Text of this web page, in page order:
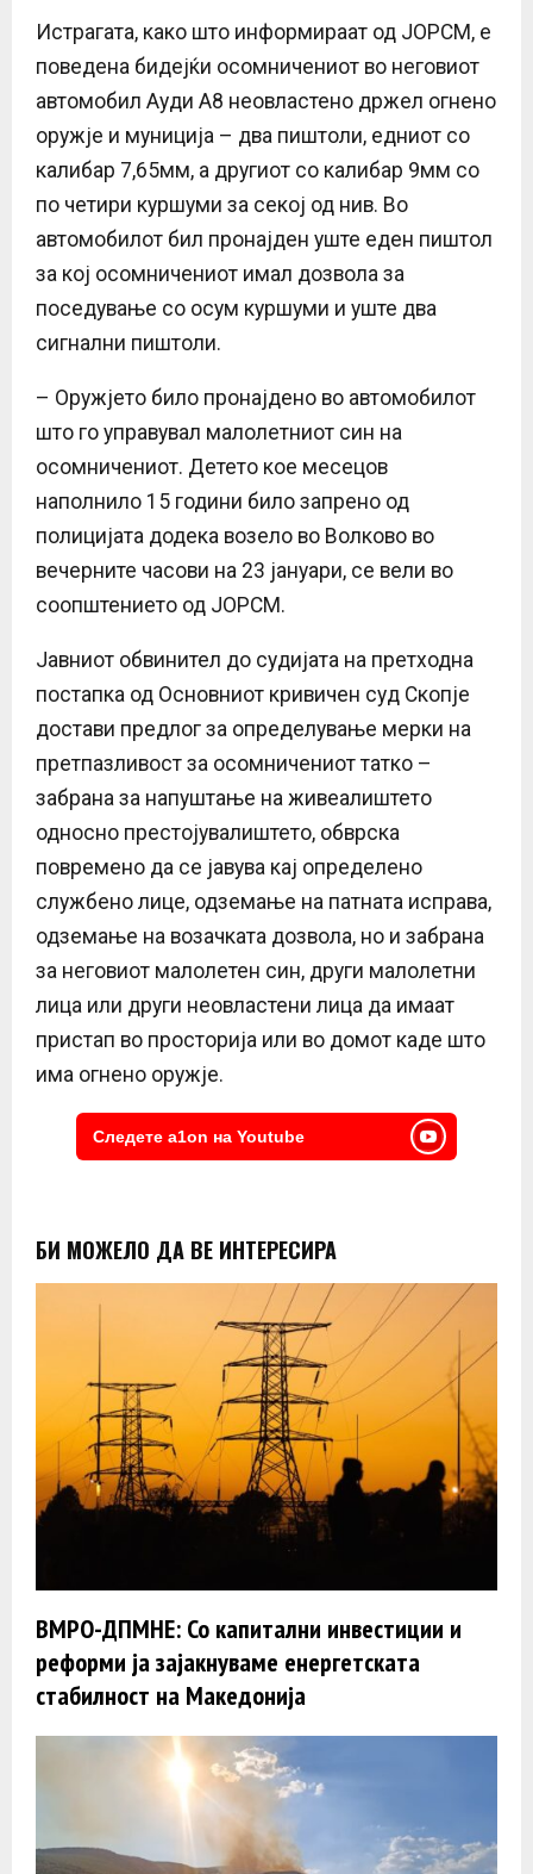
Истрагата, како што информираат од ЈОРСМ, е
поведена бидејќи осомничениот во неговиот
автомобил Ауди А8 неовластено држел огнено
оружје и муниција – два пиштоли, едниот со
калибар 7,65мм, а другиот со калибар 9мм со
по четири куршуми за секој од нив. Во
автомобилот бил пронајден уште еден пиштол
за кој осомничениот имал дозвола за
поседување со осум куршуми и уште два
сигнални пиштоли.
– Оружјето било пронајдено во автомобилот
што го управувал малолетниот син на
осомничениот. Детето кое месецов
наполнило 15 години било запрено од
полицијата додека возело во Волково во
вечерните часови на 23 јануари, се вели во
соопштението од ЈОРСМ.
Јавниот обвинител до судијата на претходна
постапка од Основниот кривичен суд Скопје
достави предлог за определување мерки на
претпазливост за осомничениот татко –
забрана за напуштање на живеалиштето
односно престојувалиштето, обврска
повремено да се јавува кај определено
службено лице, одземање на патната исправа,
одземање на возачката дозвола, но и забрана
за неговиот малолетен син, други малолетни
лица или други неовластени лица да имаат
пристап во просторија или во домот каде што
има огнено оружје.
Следете a1on на Youtube
БИ МОЖЕЛО ДА ВЕ ИНТЕРЕСИРА
ВМРО-ДПМНЕ: Со капитални инвестиции и
реформи ја зајакнуваме енергетската
стабилност на Македонија